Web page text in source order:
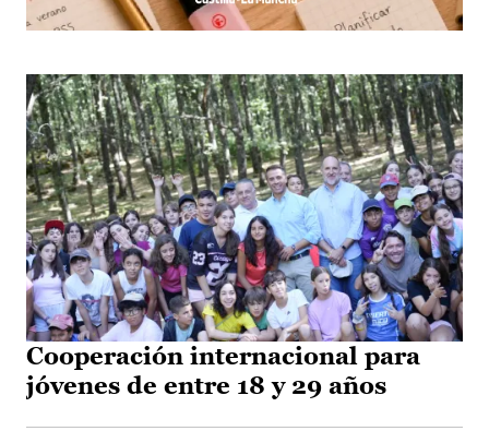
Cooperación internacional para
jóvenes de entre 18 y 29 años